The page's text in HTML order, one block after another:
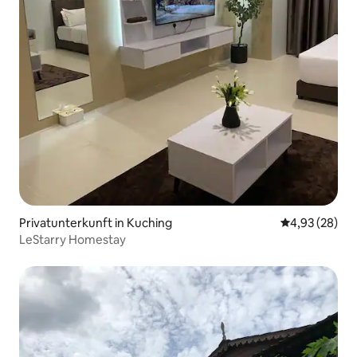
Privatunterkunft in Kuching
4,93 (28)
LeStarry Homestay